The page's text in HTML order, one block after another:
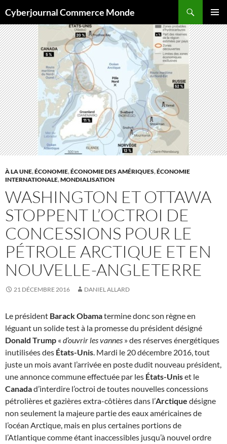
au
contenu
Cyberjournal Commerce Monde
MENU
À LA UNE,ÉCONOMIE,ÉCONOMIE DES AMÉRIQUES,ÉCONOMIE
INTERNATIONALE,MONDIALISATION
WASHINGTON ET OTTAWA
STOPPENT L’OCTROI DE
CONCESSIONS POUR LE
PÉTROLE ARCTIQUE ET EN
NOUVELLE-ANGLETERRE
21 DÉCEMBRE 2016 DANIEL ALLARD
Le président Barack Obamatermine donc son règne en
léguant un solide test à la promesse du président désigné
Donald Trump « d’ouvrir les vannes » des réserves énergétiques
inutilisées des États-Unis. Mardi le 20 décembre 2016, tout
juste un mois avant l’arrivée en poste dudit nouveau président,
une annonce commune effectuée par les États-Uniset le
Canadad’interdire l’octroi de toutes nouvelles concessions
pétrolières et gazières extra-côtières dans l’Arctique désigne
non seulement la majeure partie des eaux américaines de
l’océan Arctique, mais en plus certaines portions de
l’Atlantique comme étant inaccessibles jusqu’à nouvel ordre